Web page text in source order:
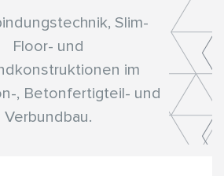
Slim-
Floor- und
im
, Betonfertigteil- und
Verbundbau.